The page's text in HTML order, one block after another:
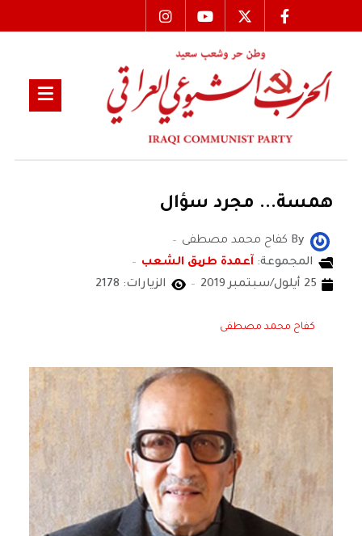
همسة... مجرد سؤال
By كفاح محمد مصطفى
المجموعة: آعمدة طریق الشعب
25 أيلول/سبتمبر 2019
الزيارات: 2178
كفاح محمد مصطفى